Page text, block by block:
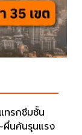
ทรกซึมชั้น
นคันรุนแรง